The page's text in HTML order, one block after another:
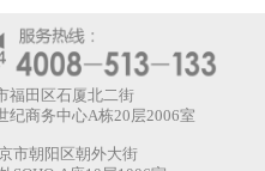
福田区石厦北二街
纪商务中心A栋20层2006室
市朝阳区朝外大街